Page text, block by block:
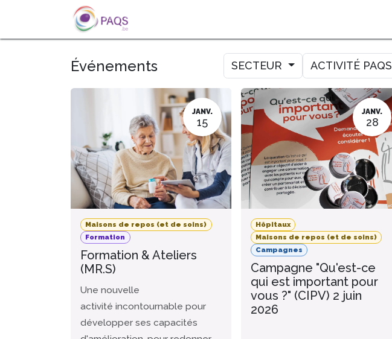
SE RENDRE AU CONTENU
Événements SECTEUR ACTIVITÉ PAQS
JANV.
15
Maisons de repos (et de soins)
Formation
Formation & Ateliers
(MR.S)
Une nouvelle
activité incontournable pour
développer ses capacités
JANV.
28
Hôpitaux
Maisons de repos (et de soins)
Campagnes
Campagne "Qu'est-ce
qui est important pour
vous ?" (CIPV) 2 juin
2026